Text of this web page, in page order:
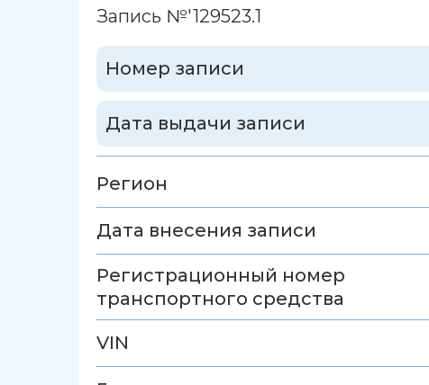
Запись №'129523.1
Номер записи
Дата выдачи записи
Регион
Дата внесения записи
Регистрационный номер
транспортного средства
VIN